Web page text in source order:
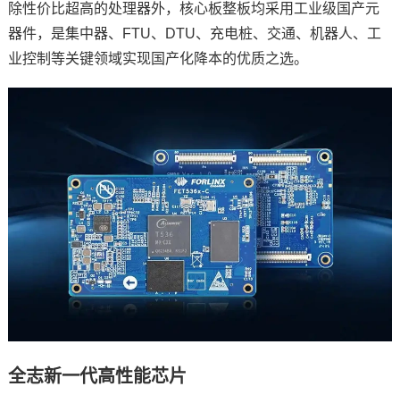
除性价比超高的处理器外，核心板整板均采用工业级国产元
器件，是集中器、FTU、DTU、 充电桩、交通、 机器人、工
业控制等关键领域实现国产化降本的优质之选。
全志新一代高性能芯片